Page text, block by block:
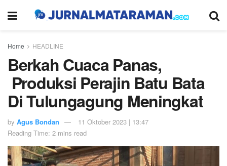
Home HEADLINE
Berkah Cuaca Panas,
Produksi Perajin Batu Bata
Di Tulungagung Meningkat
by Agus Bondan
11 Oktober 2023 | 13:47
Reading Time: 2 mins read